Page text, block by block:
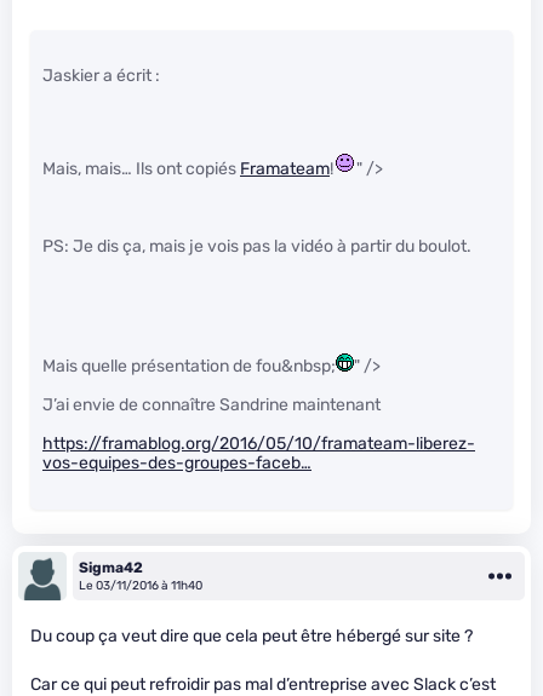
Jaskier a écrit :
Mais, mais… Ils ont copiés Framateam! " />
PS: Je dis ça, mais je vois pas la vidéo à partir du boulot.
Mais quelle présentation de fou&nbsp;
" />
J’ai envie de connaître Sandrine maintenant
https://framablog.org/2016/05/10/framateam-liberez-
vos-equipes-des-groupes-faceb…
Sigma42
Le 03/11/2016 à 11h40
Du coup ça veut dire que cela peut être hébergé sur site ?
Car ce qui peut refroidir pas mal d’entreprise avec Slack c’est